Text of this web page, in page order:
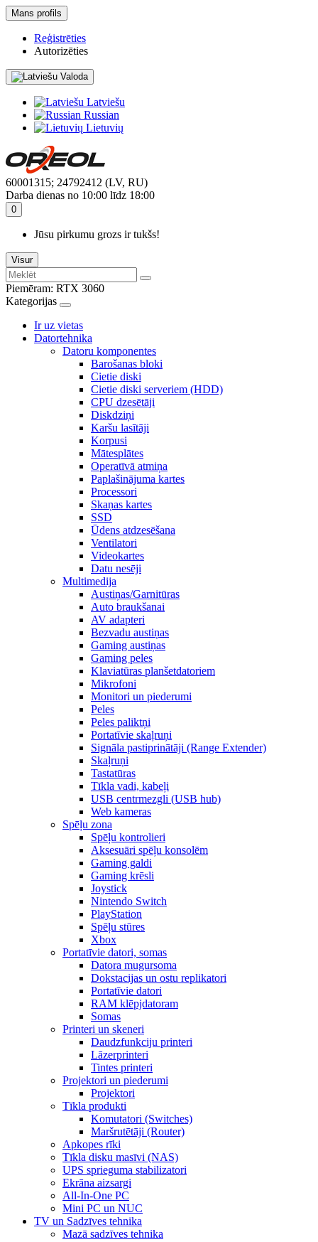
Mans profils
Reģistrēties
Autorizēties
Valoda
Latviešu
Russian
Lietuvių
60001315; 24792412 (LV, RU)
Darba dienas no 10:00 līdz 18:00
0
Jūsu pirkumu grozs ir tukšs!
Visur
Piemēram: RTX 3060
Kategorijas
Ir uz vietas
Datortehnika
Datoru komponentes
Barošanas bloki
Cietie diski
Cietie diski serveriem (HDD)
CPU dzesētāji
Diskdziņi
Karšu lasītāji
Korpusi
Mātesplātes
Operatīvā atmiņa
Paplašinājuma kartes
Processori
Skaņas kartes
SSD
Ūdens atdzesēšana
Ventilatori
Videokartes
Datu nesēji
Multimedija
Austiņas/Garnitūras
Auto braukšanai
AV adapteri
Bezvadu austiņas
Gaming austiņas
Gaming peles
Klaviatūras planšetdatoriem
Mikrofoni
Monitori un piederumi
Peles
Peles paliktņi
Portatīvie skaļruņi
Signāla pastiprinātāji (Range Extender)
Skaļruņi
Tastatūras
Tīkla vadi, kabeļi
USB centrmezgli (USB hub)
Web kameras
Spēļu zona
Spēļu kontrolieri
Aksesuāri spēļu konsolēm
Gaming galdi
Gaming krēsli
Joystick
Nintendo Switch
PlayStation
Spēļu stūres
Xbox
Portatīvie datori, somas
Datora mugursoma
Dokstacijas un ostu replikatori
Portatīvie datori
RAM klēpjdatoram
Somas
Printeri un skeneri
Daudzfunkciju printeri
Lāzerprinteri
Tintes printeri
Projektori un piederumi
Projektori
Tīkla produkti
Komutatori (Switches)
Maršrutētāji (Router)
Apkopes rīki
Tīkla disku masīvi (NAS)
UPS sprieguma stabilizatori
Ekrāna aizsargi
All-In-One PC
Mini PC un NUC
TV un Sadzīves tehnika
Mazā sadzīves tehnika